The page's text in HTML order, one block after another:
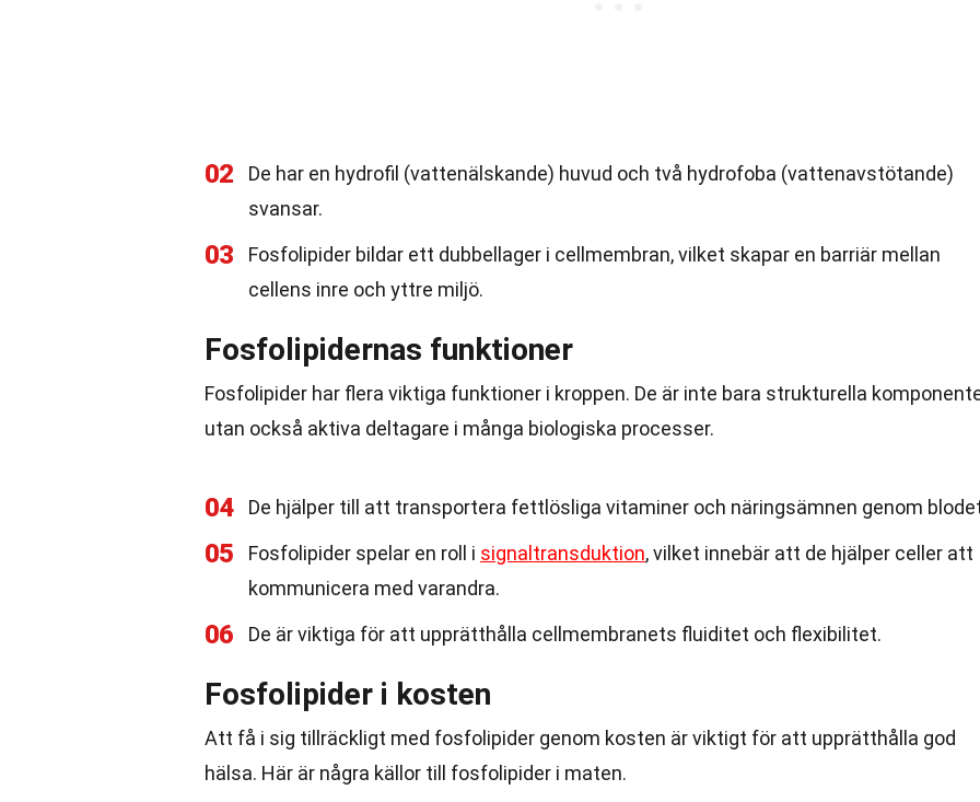
02
De har en hydrofil (vattenälskande) huvud och två hydrofoba (vattenavstötande)
svansar.
03
Fosfolipider bildar ett dubbellager i cellmembran, vilket skapar en barriär mellan
cellens inre och yttre miljö.
Fosfolipidernas funktioner
Fosfolipider har flera viktiga funktioner i kroppen. De är inte bara strukturella
utan också aktiva deltagare i många biologiska processer.
04 De hjälper till att transportera fettlösliga vitaminer och näringsämnen genom
05 Fosfolipider spelar en roll i signaltransduktion, vilket innebär att de hjälper celler att
kommunicera med varandra.
06 De är viktiga för att upprätthålla cellmembranets fluiditet och flexibilitet.
Fosfolipider i kosten
Att få i sig tillräckligt med fosfolipider genom kosten är viktigt för att upprätthålla god
hälsa. Här är några källor till fosfolipider i maten.